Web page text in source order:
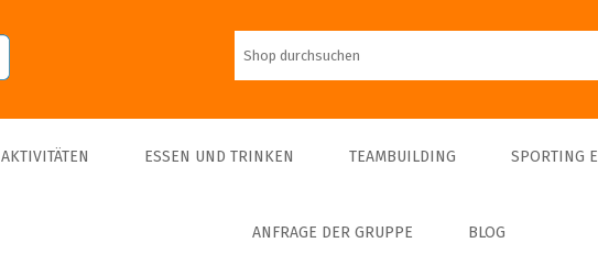
AKTIVITÄTEN
Führungen
ESSEN UND TRINKEN TEAMBUILDING
Teambulding Indoor
SPORTING
ANFRAGE DER GRUPPE BLOG